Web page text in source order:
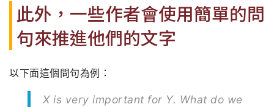
此外，一些作者會使用簡單的問
句來推進他們的文字
以下面這個問句為例：
X is very important for Y. What do we